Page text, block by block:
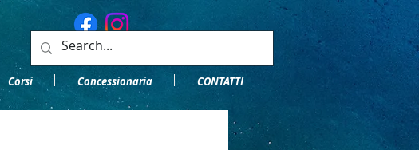
Corsi Concessionaria CONTATTI